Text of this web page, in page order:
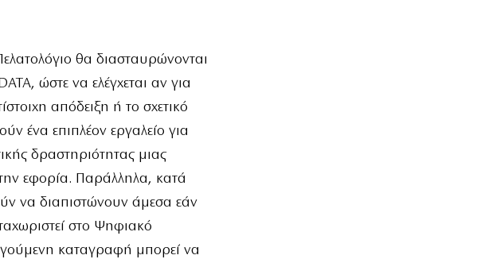
θα διασταυρώνονται
ώστε να ελέγχεται αν για
απόδειξη ή το σχετικό
ένα επιπλέον εργαλείο για
δραστηριότητας μιας
εφορία. Παράλληλα, κατά
να διαπιστώνουν άμεσα εάν
στο Ψηφιακό
καταγραφή μπορεί να